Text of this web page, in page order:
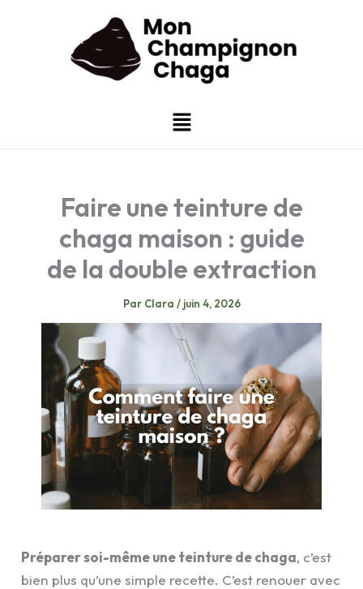
Menu
Faire une teinture de
chaga maison : guide
de la double extraction
Par Clara / juin 4, 2026
Préparer soi-même une teinture de chaga, c’est
bien plus qu’une simple recette. C’est renouer avec